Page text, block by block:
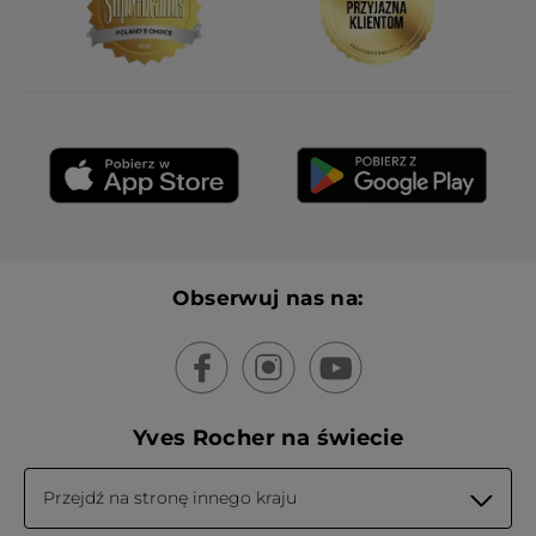
Obserwuj nas na:
Yves Rocher na świecie
Przejdź na stronę innego kraju